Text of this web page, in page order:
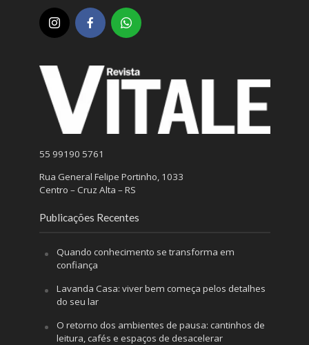
55 99190 5761
Rua General Felipe Portinho, 1033
Centro – Cruz Alta – RS
Publicações Recentes
Quando conhecimento se transforma em
confiança
Lavanda Casa: viver bem começa pelos detalhes
do seu lar
O retorno dos ambientes de pausa: cantinhos de
leitura, cafés e espaços de desacelerar